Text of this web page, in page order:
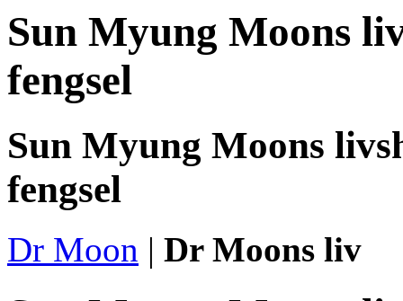
Sun Myung Moons
fengsel
Sun Myung Moons
fengsel
Dr Moon | Dr Moons liv